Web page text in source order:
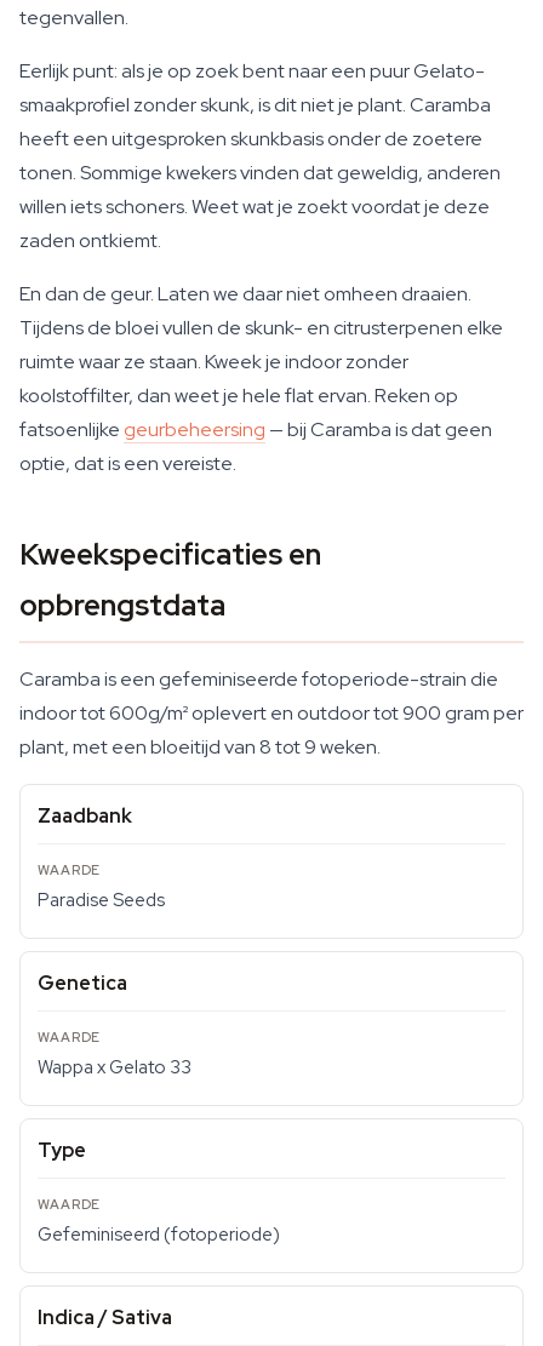
tegenvallen.
Eerlijk punt: als je op zoek bent naar een puur Gelato-
smaakprofiel zonder skunk, is dit niet je plant. Caramba
heeft een uitgesproken skunkbasis onder de zoetere
tonen. Sommige kwekers vinden dat geweldig, anderen
willen iets schoners. Weet wat je zoekt voordat je deze
zaden ontkiemt.
En dan de geur. Laten we daar niet omheen draaien.
Tijdens de bloei vullen de skunk- en citrusterpenen elke
ruimte waar ze staan. Kweek je indoor zonder
koolstoffilter, dan weet je hele flat ervan. Reken op
fatsoenlijke geurbeheersing — bij Caramba is dat geen
optie, dat is een vereiste.
Kweekspecificaties en
opbrengstdata
Caramba is een gefeminiseerde fotoperiode-strain die
indoor tot 600g/m² oplevert en outdoor tot 900 gram per
plant, met een bloeitijd van 8 tot 9 weken.
Zaadbank
Paradise Seeds
Genetica
Wappa x Gelato 33
Type
Gefeminiseerd (fotoperiode)
Indica / Sativa